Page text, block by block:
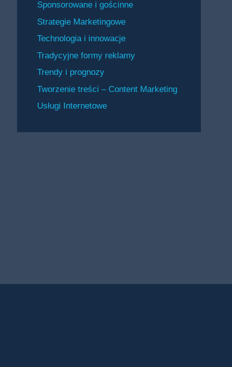
Sponsorowane i gościnne
Strategie Marketingowe
Technologia i innowacje
Tradycyjne formy reklamy
Trendy i prognozy
Tworzenie treści – Content Marketing
Usługi Internetowe